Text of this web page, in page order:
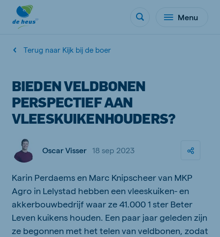
Menu
Terug naar Kijk bij de boer
BIEDEN VELDBONEN
PERSPECTIEF AAN
VLEESKUIKENHOUDERS?
Oscar Visser 18 sep 2023
Karin Perdaems en Marc Knipscheer van MKP
Agro in Lelystad hebben een vleeskuiken- en
akkerbouwbedrijf waar ze 41.000 1 ster Beter
Leven kuikens houden. Een paar jaar geleden zijn
ze begonnen met het telen van veldbonen, zodat